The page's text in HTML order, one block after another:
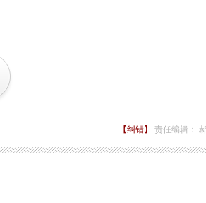
【纠错】 责任编辑：